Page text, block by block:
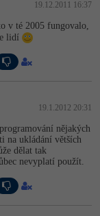
19.12.2011 16:37
v té 2005 fungovalo,
lidí
19.1.2012 20:31
nějakých
na ukládání větších
dělat tak
nevyplatí použít.